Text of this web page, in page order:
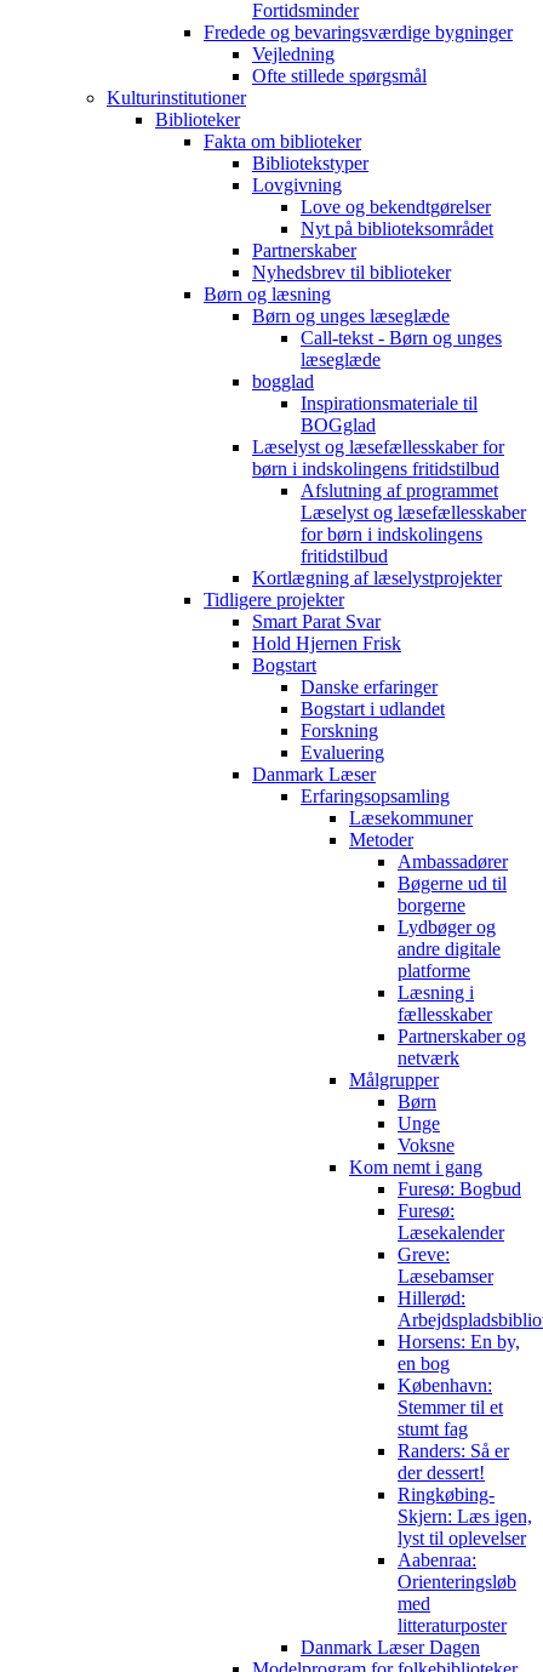
Fortidsminder
Fredede og bevaringsværdige bygninger
Vejledning
Ofte stillede spørgsmål
Kulturinstitutioner
Biblioteker
Fakta om biblioteker
Bibliotekstyper
Lovgivning
Love og bekendtgørelser
Nyt på biblioteksområdet
Partnerskaber
Nyhedsbrev til biblioteker
Børn og læsning
Børn og unges læseglæde
Call-tekst - Børn og unges
læseglæde
bogglad
Inspirationsmateriale til
BOGglad
Læselyst og læsefællesskaber for
børn i indskolingens fritidstilbud
Afslutning af programmet
Læselyst og læsefællesskaber
for børn i indskolingens
fritidstilbud
Kortlægning af læselystprojekter
Tidligere projekter
Smart Parat Svar
Hold Hjernen Frisk
Bogstart
Danske erfaringer
Bogstart i udlandet
Forskning
Evaluering
Danmark Læser
Erfaringsopsamling
Læsekommuner
Metoder
Ambassadører
Bøgerne ud til
borgerne
Lydbøger og
andre digitale
platforme
Læsning i
fællesskaber
Partnerskaber og
netværk
Målgrupper
Børn
Unge
Voksne
Kom nemt i gang
Furesø: Bogbud
Furesø:
Læsekalender
Greve:
Læsebamser
Hillerød:
Horsens: En by,
en bog
København:
Stemmer til et
stumt fag
Randers: Så er
der dessert!
Ringkøbing-
Skjern: Læs igen,
lyst til oplevelser
Aabenraa:
Orienteringsløb
med
litteraturposter
Danmark Læser Dagen